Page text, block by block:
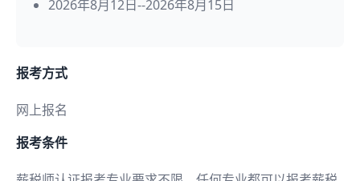
2026年8月12日--2026年8月15日
报考方式
网上报名
报考条件